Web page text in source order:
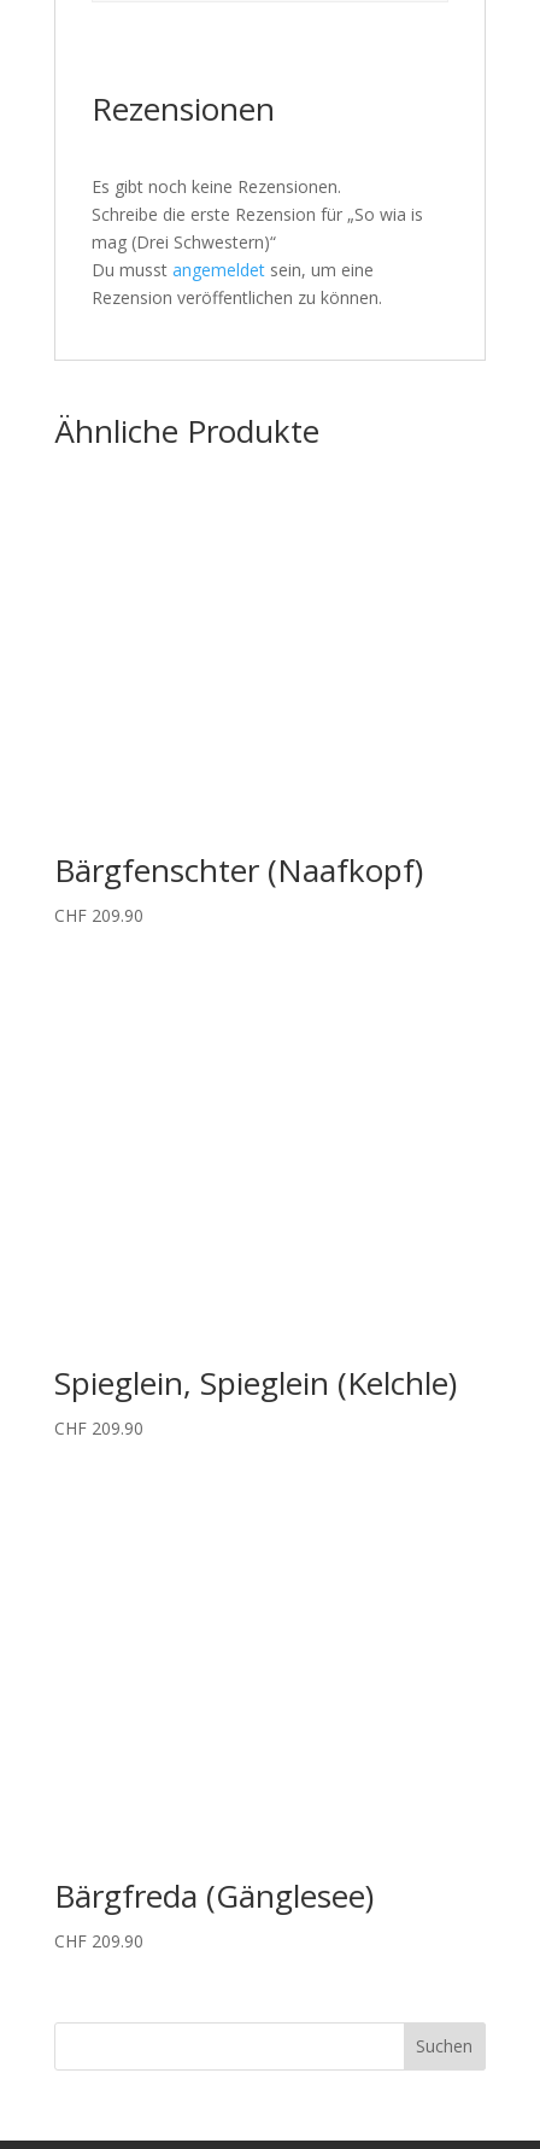
Rezensionen
Es gibt noch keine Rezensionen.
Schreibe die erste Rezension für „So wia is
mag (Drei Schwestern)“
Du musst angemeldetsein, um eine
Rezension veröffentlichen zu können.
Ähnliche Produkte
Bärgfenschter (Naafkopf)
CHF209.90
Spieglein, Spieglein (Kelchle)
CHF209.90
Bärgfreda (Gänglesee)
CHF209.90